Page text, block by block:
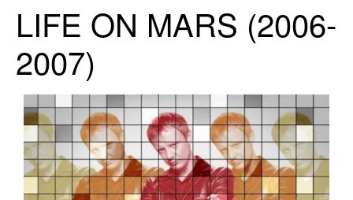
LIFE ON MARS (2006-
2007)